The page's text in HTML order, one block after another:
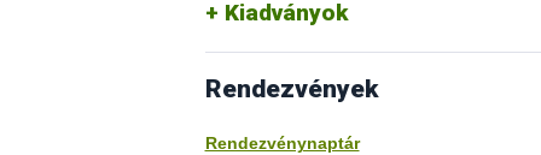
Kiadványok
Rendezvények
Rendezvénynaptár